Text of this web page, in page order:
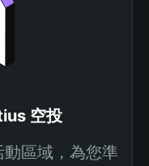
空投
區域，為您準